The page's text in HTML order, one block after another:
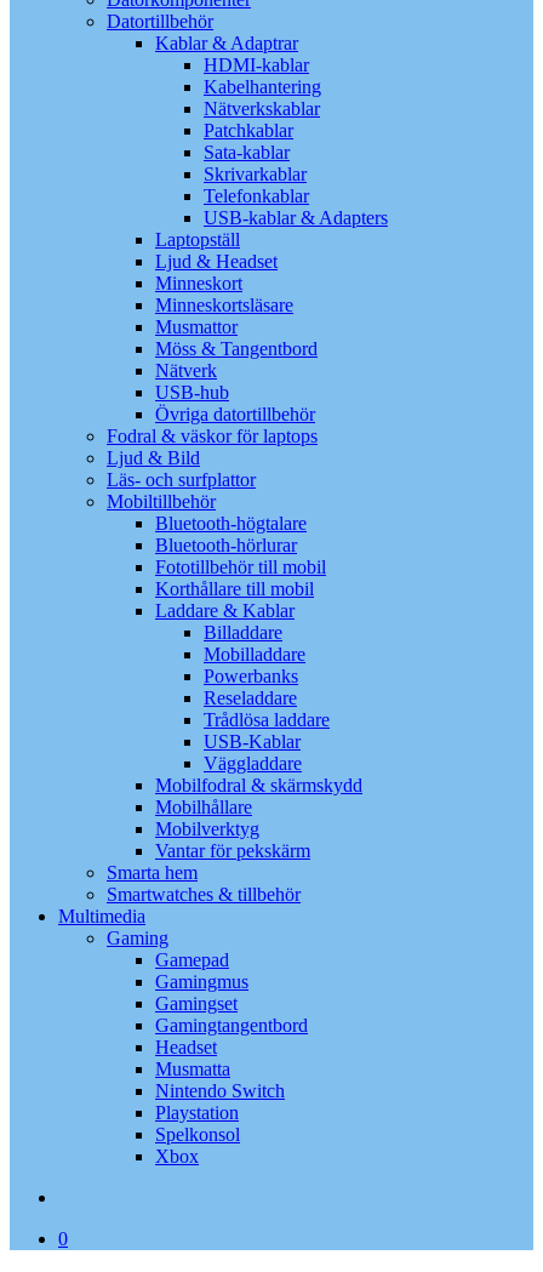
Datortillbehör
Kablar & Adaptrar
HDMI-kablar
Kabelhantering
Nätverkskablar
Patchkablar
Sata-kablar
Skrivarkablar
Telefonkablar
USB-kablar & Adapters
Laptopställ
Ljud & Headset
Minneskort
Minneskortsläsare
Musmattor
Möss & Tangentbord
Nätverk
USB-hub
Övriga datortillbehör
Fodral & väskor för laptops
Ljud & Bild
Läs- och surfplattor
Mobiltillbehör
Bluetooth-högtalare
Bluetooth-hörlurar
Fototillbehör till mobil
Korthållare till mobil
Laddare & Kablar
Billaddare
Mobilladdare
Powerbanks
Reseladdare
Trådlösa laddare
USB-Kablar
Väggladdare
Mobilfodral & skärmskydd
Mobilhållare
Mobilverktyg
Vantar för pekskärm
Smarta hem
Smartwatches & tillbehör
Multimedia
Gaming
Gamepad
Gamingmus
Gamingset
Gamingtangentbord
Headset
Musmatta
Nintendo Switch
Playstation
Spelkonsol
Xbox
0